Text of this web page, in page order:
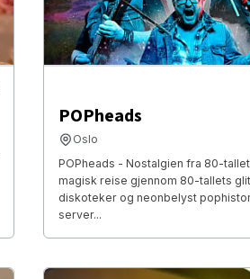
POPheads
Oslo
POPheads - Nostalgien fra 80-
magisk reise gjennom 80-tallets
diskoteker og neonbelyst
server...